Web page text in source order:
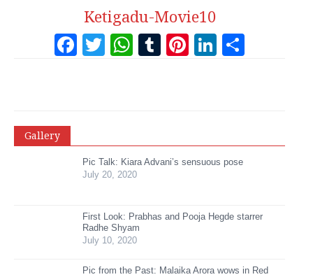
Ketigadu-Movie10
Facebook
Twitter
WhatsApp
Tumblr
Pinterest
Gallery
Pic Talk: Kiara Advani’s sensuous pose
July 20, 2020
First Look: Prabhas and Pooja Hegde starrer
Radhe Shyam
July 10, 2020
Pic from the Past: Malaika Arora wows in Red